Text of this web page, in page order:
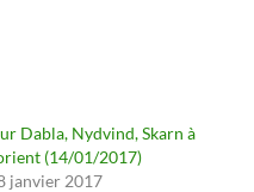
Dabla, Nydvind, Skarn à
(14/01/2017)
janvier 2017